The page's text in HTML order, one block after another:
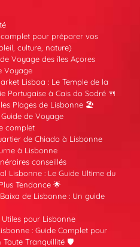
pour préparer vos
culture, nature)
Voyage des îles Açores
Voyage
Lisboa : Le Temple de la
Portugaise à Cais do Sodré 🍴
Plages de Lisbonne 🏖️
de Voyage
complet
de Chiado à Lisbonne
à Lisbonne
conseillés
Lisbonne : Le Guide Ultime du
Tendance 🌟
de Lisbonne : Un guide
Utiles pour Lisbonne
: Guide Complet pour
Toute Tranquillité 🛡️